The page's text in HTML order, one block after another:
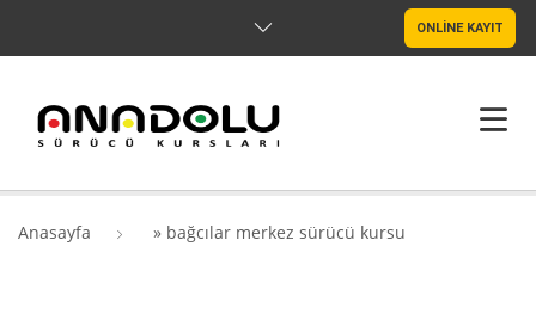
ONLİNE KAYIT
Anasayfa » bağcılar merkez sürücü kursu